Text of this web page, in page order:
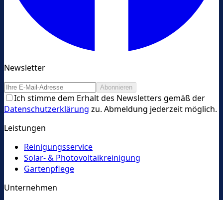
Newsletter
Abonnieren
Ich stimme dem Erhalt des Newsletters gemäß der
Datenschutzerklärung zu. Abmeldung jederzeit möglich.
Leistungen
Reinigungsservice
Solar- & Photovoltaikreinigung
Gartenpflege
Unternehmen